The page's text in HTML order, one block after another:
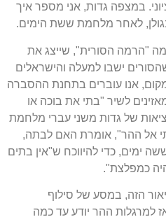
. במצפה גדות, אני מספר איך
, לאחר מלחמת ששת הימים.
"הרמה הסורית", שייצג את
ישבו למעלה והישראלים
, אנו עוברים בתחנת ההסברה
לשיר "בתי את בוכה או
של גדות משני עברי מלחמת
אל ההר", אומרת האם לבתה,
ימים, כדי להיווכח ש"אין בתים
כמפלצת".
הזה, במסע של סילוף
למרגלות ההר יודע עד כמה